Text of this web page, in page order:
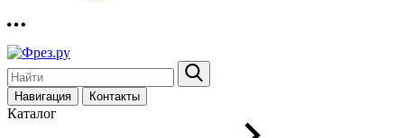
Навигация Контакты
Каталог